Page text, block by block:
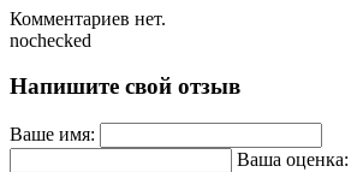
Комментариев нет.
nochecked
Напишите свой отзыв
Ваше имя:
Ваша оценка: